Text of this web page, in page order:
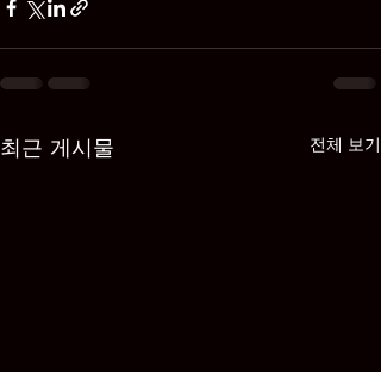
최근 게시물 전체 보기